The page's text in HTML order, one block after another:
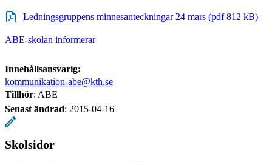
Ledningsgruppens minnesanteckningar 24 mars (pdf 812 kB)
ABE-skolan informerar
Innehållsansvarig:
kommunikation-abe@kth.se
Tillhör: ABE
Senast ändrad: 2015-04-16
Skolsidor